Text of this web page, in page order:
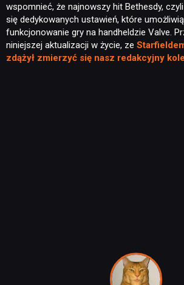
KULTURA
RETRO
wspomnieć, że najnowszy hit Bethesdy,
się dedykowanych ustawień, które
funkcjonowanie gry na handheldzie Valve.
niniejszej aktualizacji w życie, ze
zdążył zmierzyć się nasz redakcyjny